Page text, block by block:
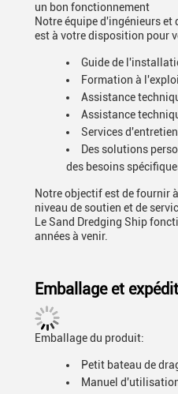
un bon fonctionnement
Notre équipe d'ingénieurs et
est à votre disposition pour
Guide de
Formation à
Assistance
Assistance
Services
Des solutions
des besoins
Notre objectif est de fournir
niveau de soutien et de
Le Sand Dredging Ship
années à venir.
Emballage et
Emballage du produit:
Petit bateau de
Manuel